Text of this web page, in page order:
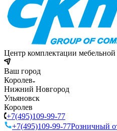
Центр комплектации
Ваш город
Королев
Нижний Новгород
Ульяновск
Королев
+7(495)109-99-77
+7(495)109-99-77Розничный